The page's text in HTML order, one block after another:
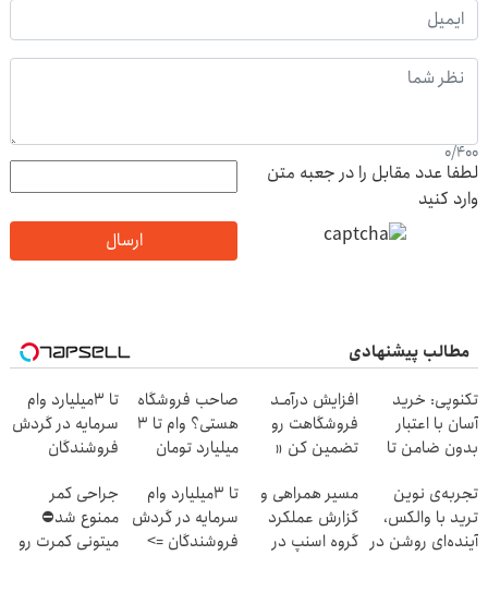
0/400
لطفا عدد مقابل را در جعبه متن
وارد کنید
ارسال
مطالب پیشنهادی
تکنوپی: خرید
آسان با اعتبار
بدون ضامن تا
افزایش درآمـد
فروشگاهت رو
تضمین کن «
ثبت کن »
صاحب فروشگاه
هستی؟ وام تا ۳
میلیارد تومان
تا 3میلیارد وام
سرمایه در گردش
فروشندگان
تجربه‌ی نوین
ترید با والکس،
آینده‌ای روشن در
مسیر همراهی و
گزارش عملکرد
گروه اسنپ در
تا 3میلیارد وام
سرمایه در گردش
فروشندگان =>
جراحی کمر
ممنوع شد⛔
میتونی کمرت رو